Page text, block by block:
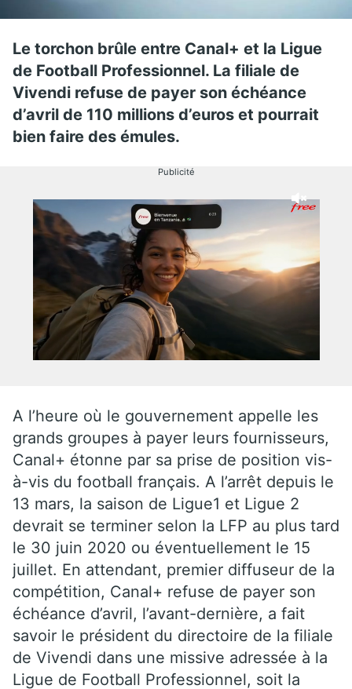
Le torchon brûle entre Canal+ et la Ligue
de Football Professionnel. La filiale de
Vivendi refuse de payer son échéance
d’avril de 110 millions d’euros et pourrait
bien faire des émules.
Publicité
A l’heure où le gouvernement appelle les
grands groupes à payer leurs fournisseurs,
Canal+ étonne par sa prise de position vis-
à-vis du football français. A l’arrêt depuis le
13 mars, la saison de Ligue1 et Ligue 2
devrait se terminer selon la LFP au plus tard
le 30 juin 2020 ou éventuellement le 15
juillet. En attendant, premier diffuseur de la
compétition, Canal+ refuse de payer son
échéance d’avril, l’avant-dernière, a fait
savoir le président du directoire de la filiale
de Vivendi dans une missive adressée à la
Ligue de Football Professionnel, soit la